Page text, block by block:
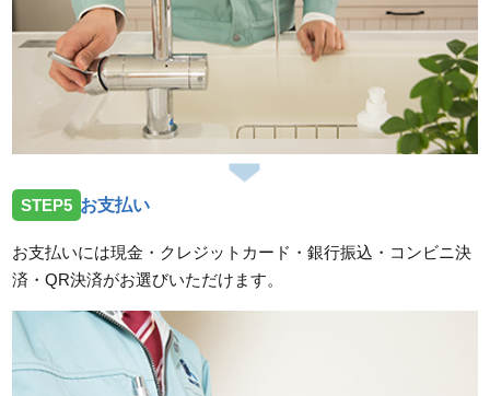
STEP5 お支払い
お支払いには現金・クレジットカード・銀行振込・コンビニ決
済・QR決済がお選びいただけます。